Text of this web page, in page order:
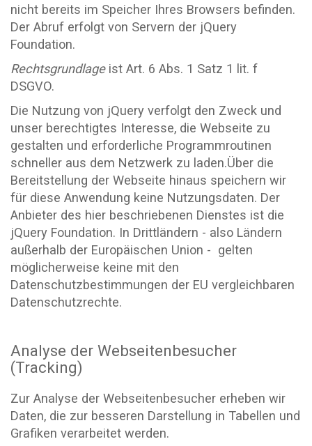
nicht bereits im Speicher Ihres Browsers befinden.
Der Abruf erfolgt von Servern der jQuery
Foundation.
Rechtsgrundlageist Art. 6 Abs. 1 Satz 1 lit. f
DSGVO.
Die Nutzung von jQuery verfolgt den Zweck und
unser berechtigtes Interesse, die Webseite zu
gestalten und erforderliche Programmroutinen
schneller aus dem Netzwerk zu laden.Über die
Bereitstellung der Webseite hinaus speichern wir
für diese Anwendung keine Nutzungsdaten. Der
Anbieter des hier beschriebenen Dienstes ist die
jQuery Foundation. In Drittländern - also Ländern
außerhalb der Europäischen Union - gelten
möglicherweise keine mit den
Datenschutzbestimmungen der EU vergleichbaren
Datenschutzrechte.
Analyse der Webseitenbesucher
(Tracking)
Zur Analyse der Webseitenbesucher erheben wir
Daten, die zur besseren Darstellung in Tabellen und
Grafiken verarbeitet werden.